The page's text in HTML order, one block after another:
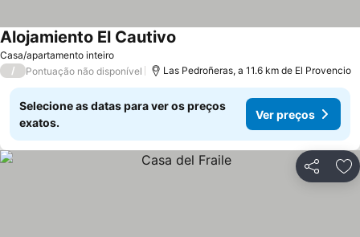
Casa/apartamento inteiro
Alojamiento El Cautivo
/ Pontuação não disponível Las Pedroñeras, a 11.6 km de El Provencio
Selecione as datas para ver os preços
exatos.
Ver preços
Partilhar